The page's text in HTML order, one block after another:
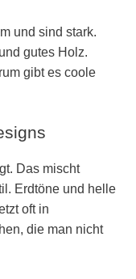
und sind stark.
gutes Holz.
gibt es coole
Das mischt
Erdtöne und helle
oft in
die man nicht